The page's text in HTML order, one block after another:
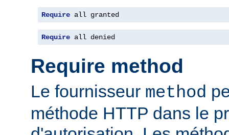
Require all granted
Require all denied
Require method
Le fournisseur method
méthode HTTP dans le